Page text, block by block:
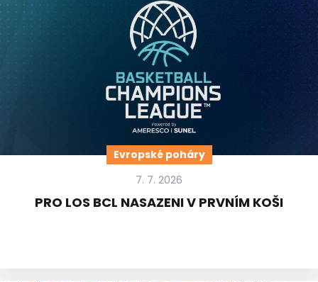
Evropské poháry
7. 7. 2026
PRO LOS BCL NASAZENI V PRVNÍM KOŠI